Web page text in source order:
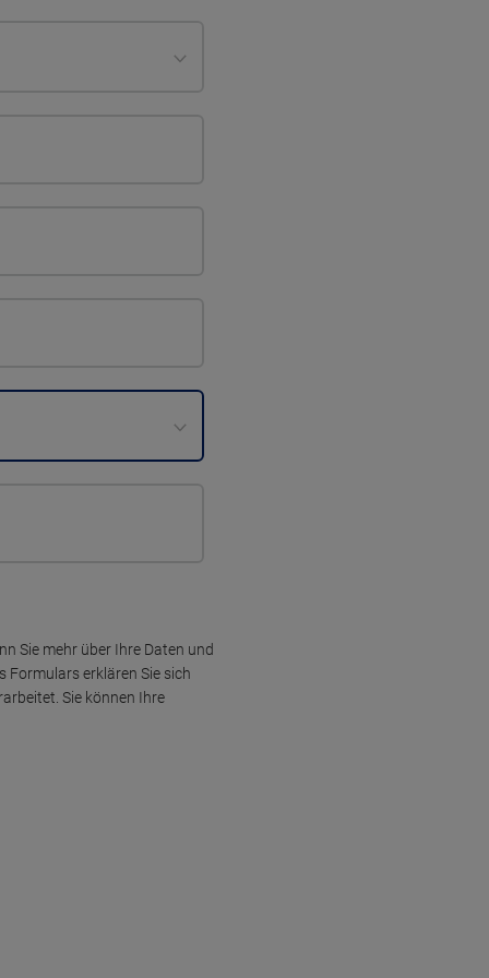
Sie mehr über Ihre Daten und
Formulars erklären Sie sich
Sie können Ihre